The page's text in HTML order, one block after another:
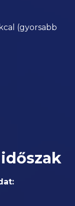
(gyorsabb